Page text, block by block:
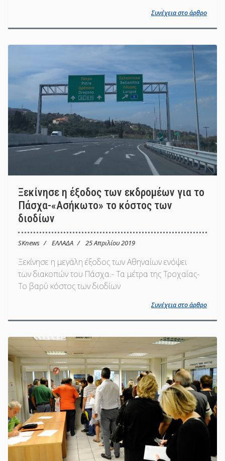
Συνέχεια στο άρθρο
Ξεκίνησε η έξοδος των εκδρομέων για το
Πάσχα-«Ασήκωτο» το κόστος των
διοδίων
SKnews ΕΛΛΑΔΑ 25 Απριλίου 2019
Ξεκίνησε η μεγάλη έξοδος των Αθηναίων ενόψει
των διακοπών του Πάσχα.- Τα μέτρα της Τροχαίας-
Το βαρύ κόστος των διοδίων
Συνέχεια στο άρθρο